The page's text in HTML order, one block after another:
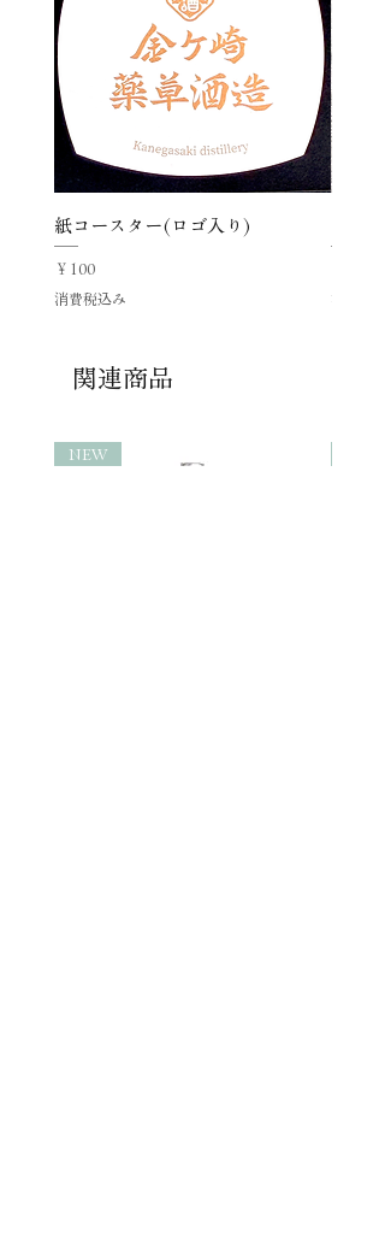
紙コースター(ロゴ入り)
価格
￥100
消費税込み 消費税込
関連商品
NEW